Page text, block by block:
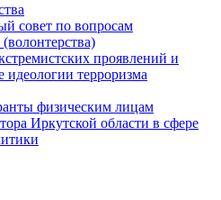
совет по вопросам
(волонтерства)
проявлений и
идеологии терроризма
физическим лицам
Иркутской области в сфере